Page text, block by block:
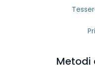
Metodi